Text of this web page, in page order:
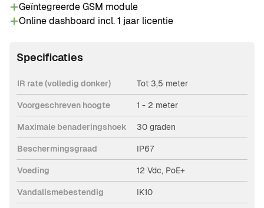
Geïntegreerde GSM module
Online dashboard incl. 1 jaar licentie
Specificaties
IR rate (volledig donker) Tot 3,5 meter
Voorgeschreven hoogte 1 - 2 meter
Maximale benaderingshoek 30 graden
Beschermingsgraad IP67
Voeding 12 Vdc, PoE+
Vandalismebestendig IK10